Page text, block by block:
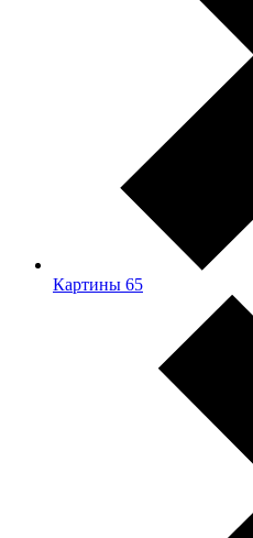
Картины 65